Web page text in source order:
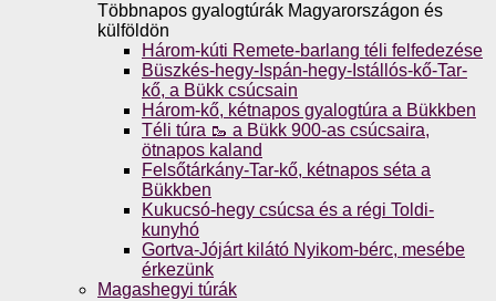
Többnapos gyalogtúrák Magyarországon és
külföldön
Három-kúti Remete-barlang téli felfedezése
Büszkés-hegy-Ispán-hegy-Istállós-kő-Tar-
kő, a Bükk csúcsain
Három-kő, kétnapos gyalogtúra a Bükkben
Téli túra 🥾 a Bükk 900-as csúcsaira,
ötnapos kaland
Felsőtárkány-Tar-kő, kétnapos séta a
Bükkben
Kukucsó-hegy csúcsa és a régi Toldi-
kunyhó
Gortva-Jójárt kilátó Nyikom-bérc, mesébe
érkezünk
Magashegyi túrák